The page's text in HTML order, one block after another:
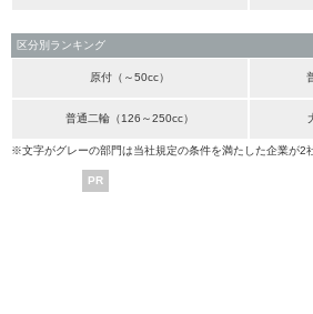
区分別ランキング
原付（～50cc）
普通二輪（126～250cc）
※文字がグレーの部門は当社規定の条件を満たした企業が2
PR